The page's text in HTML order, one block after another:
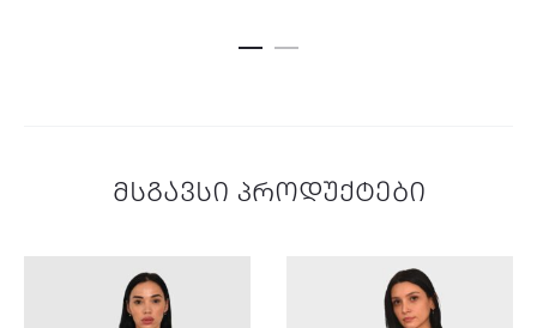
მსგავსი პროდუქტები